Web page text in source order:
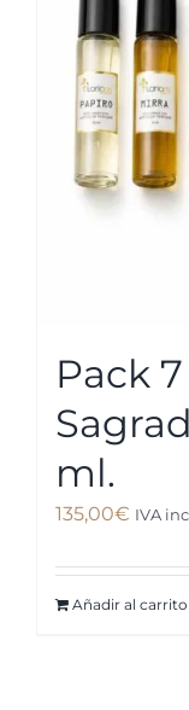
Pack
ml.
135,00€ IVA
Añadir al carrito